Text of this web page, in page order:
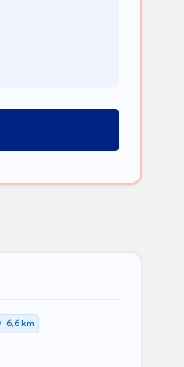
6,6 km